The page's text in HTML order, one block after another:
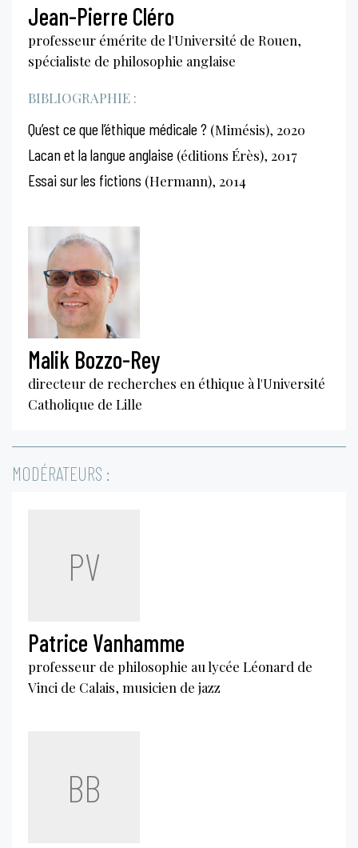
Jean-Pierre Cléro
professeur émérite de l'Université de Rouen,
spécialiste de philosophie anglaise
BIBLIOGRAPHIE :
Qu’est ce que l’éthique médicale ? (Mimésis), 2020
Lacan et la langue anglaise (éditions Érès), 2017
Essai sur les fictions (Hermann), 2014
Malik Bozzo-Rey
directeur de recherches en éthique à l'Université
Catholique de Lille
MODÉRATEURS :
PV
Patrice Vanhamme
professeur de philosophie au lycée Léonard de
Vinci de Calais, musicien de jazz
BB